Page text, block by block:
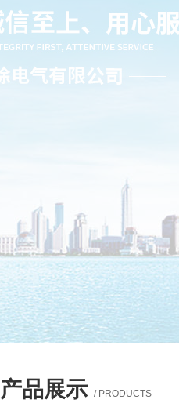
产品展示 / PRODUCTS